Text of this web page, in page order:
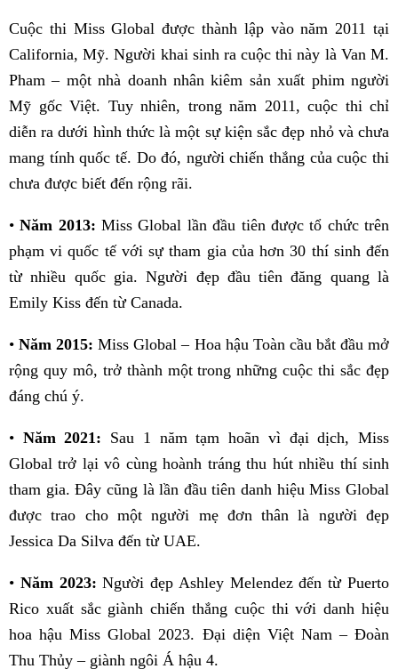
Cuộc thi Miss Global được thành lập vào năm 2011 tại
California, Mỹ. Người khai sinh ra cuộc thi này là Van M.
Pham – một nhà doanh nhân kiêm sản xuất phim người
Mỹ gốc Việt. Tuy nhiên, trong năm 2011, cuộc thi chỉ
diễn ra dưới hình thức là một sự kiện sắc đẹp nhỏ và chưa
mang tính quốc tế. Do đó, người chiến thắng của cuộc thi
chưa được biết đến rộng rãi.
•Năm 2013: Miss Global lần đầu tiên được tổ chức trên
phạm vi quốc tế với sự tham gia của hơn 30 thí sinh đến
từ nhiều quốc gia. Người đẹp đầu tiên đăng quang là
Emily Kiss đến từ Canada.
•Năm 2015: Miss Global – Hoa hậu Toàn cầu bắt đầu mở
rộng quy mô, trở thành một trong những cuộc thi sắc đẹp
đáng chú ý.
• Năm 2021: Sau 1 năm tạm hoãn vì đại dịch, Miss
Global trở lại vô cùng hoành tráng thu hút nhiều thí sinh
tham gia. Đây cũng là lần đầu tiên danh hiệu Miss Global
được trao cho một người mẹ đơn thân là người đẹp
Jessica Da Silva đến từ UAE.
• Năm 2023: Người đẹp Ashley Melendez đến từ Puerto
Rico xuất sắc giành chiến thắng cuộc thi với danh hiệu
hoa hậu Miss Global 2023. Đại diện Việt Nam – Đoàn
Thu Thủy – giành ngôi Á hậu 4.